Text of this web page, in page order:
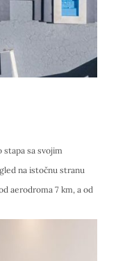
stapa sa svojim
na istočnu stranu
aerodroma 7 km, a od